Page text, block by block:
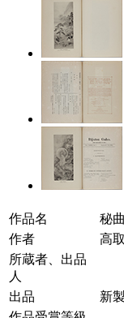
作品名
秘
作者
高
所蔵者、出品
人
出品
新